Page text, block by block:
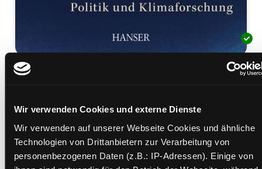
Wir verwenden Cookies und externe Dienste
Wir verwenden auf unserer Webseite Cookies und ähnliche
Technologien von Drittanbietern zur Verarbeitung von
personenbezogenen Daten (z.B.: IP-Adressen). Einige von
Die Klimafalle
Mediengruppe:Sachbuch
Verfasser:Suche nach diesem Verfasser
Storch, Hans von;Krauss, Werner
Beschreibung ein-/ausblenden